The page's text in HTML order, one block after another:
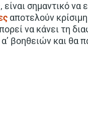
σημαντικό
αποτελούν
να κάνει τη
βοηθειών και